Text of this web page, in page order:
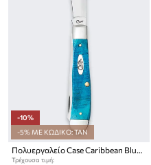
-10%
-5% ΜΕ ΚΩΔΙΚΟ: TAN
Πολυεργαλείο Case Caribbean Blue Bone Sawcut Jig RussLock 10,7 cm
Τρέχουσα τιμή: